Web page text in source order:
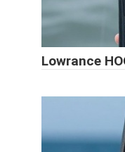
Lowrance